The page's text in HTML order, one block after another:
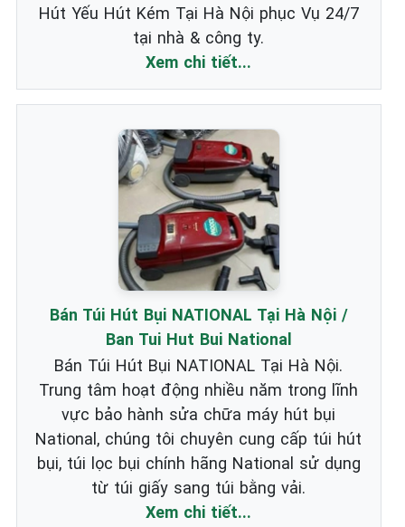
Hút Yếu Hút Kém Tại Hà Nội phục Vụ 24/7
tại nhà & công ty.
Xem chi tiết...
Bán Túi Hút Bụi NATIONAL Tại Hà Nội /
Ban Tui Hut Bui National
Bán Túi Hút Bụi NATIONAL Tại Hà Nội.
Trung tâm hoạt động nhiều năm trong lĩnh
vực bảo hành sửa chữa máy hút bụi
National, chúng tôi chuyên cung cấp túi hút
bụi, túi lọc bụi chính hãng National sử dụng
từ túi giấy sang túi bằng vải.
Xem chi tiết...